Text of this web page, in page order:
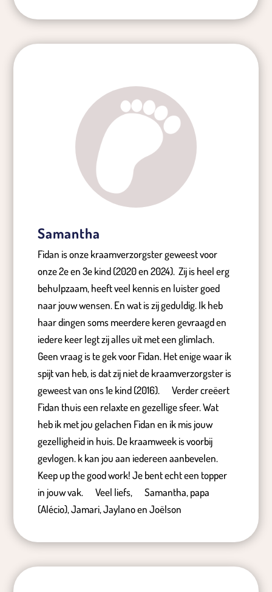
Samantha
Fidan is onze kraamverzorgster geweest voor
onze 2e en 3e kind (2020 en 2024). Zij is heel erg
behulpzaam, heeft veel kennis en luister goed
naar jouw wensen. En wat is zij geduldig. Ik heb
haar dingen soms meerdere keren gevraagd en
iedere keer legt zij alles uit met een glimlach.
Geen vraag is te gek voor Fidan. Het enige waar ik
spijt van heb, is dat zij niet de kraamverzorgster is
geweest van ons 1e kind (2016). Verder creëert
Fidan thuis een relaxte en gezellige sfeer. Wat
heb ik met jou gelachen Fidan en ik mis jouw
gezelligheid in huis. De kraamweek is voorbij
gevlogen. k kan jou aan iedereen aanbevelen.
Keep up the good work! Je bent echt een topper
in jouw vak. Veel liefs, Samantha, papa
(Alécio), Jamari, Jaylano en Joëlson